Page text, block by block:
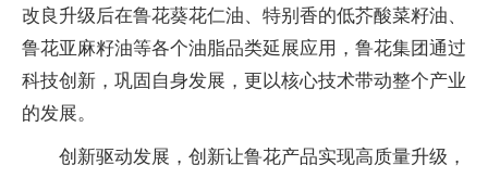
改良升级后在鲁花葵花仁油、特别香的低芥酸菜籽油、
鲁花亚麻籽油等各个油脂品类延展应用，鲁花集团通过
科技创新，巩固自身发展，更以核心技术带动整个产业
的发展。
创新驱动发展，创新让鲁花产品实现高质量升级，